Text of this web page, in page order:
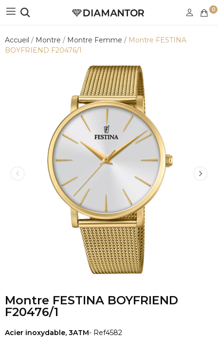
0
Accueil Montre Montre Femme
Montre FESTINA
BOYFRIEND F20476/1
Montre FESTINA BOYFRIEND
F20476/1
Acier inoxydable, 3ATM- Ref4582